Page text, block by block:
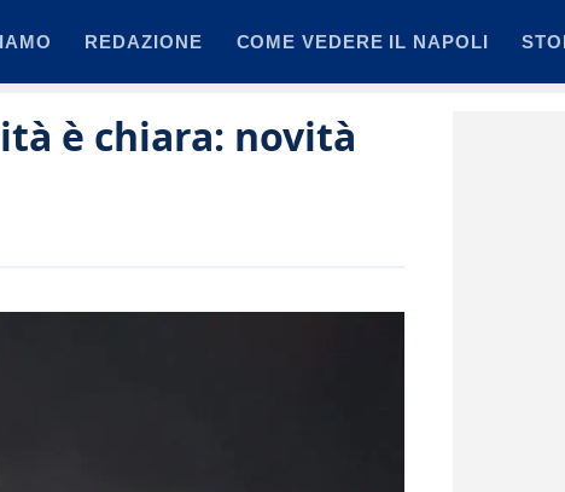
REDAZIONE COME VEDERE IL NAPOLI
è chiara: novità